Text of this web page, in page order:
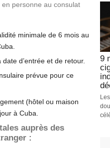
personne au consulat
minimale de 6 mois au
date d’entrée et de retour.
prévue pour ce
(hôtel ou maison
à Cuba.
auprès des
:
9